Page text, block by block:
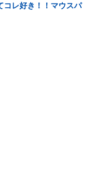
コレ好き！！マウスパ